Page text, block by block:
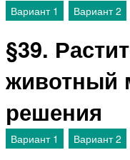
Вариант 1 Вариант 2
§39.
животный
решения
Вариант 1 Вариант 2